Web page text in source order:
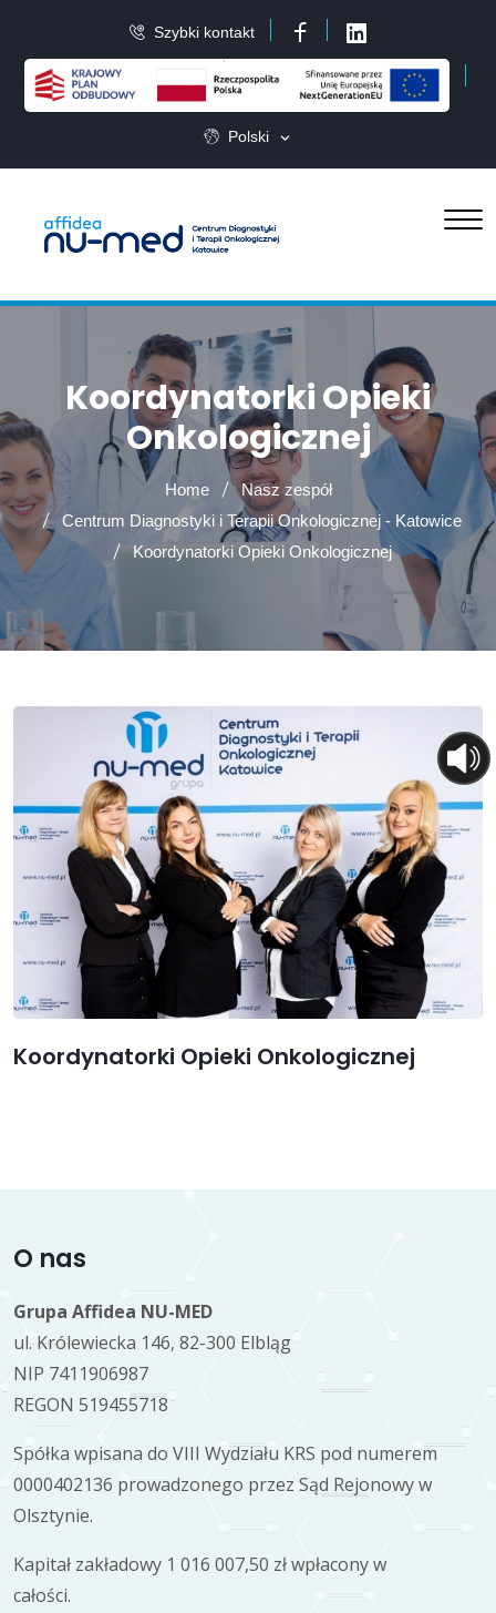
Szybki kontakt
Polski
Koordynatorki Opieki
Onkologicznej
Home
Nasz zespół
Centrum Diagnostyki i Terapii Onkologicznej - Katowice
Koordynatorki Opieki Onkologicznej
Koordynatorki Opieki Onkologicznej
O nas
Grupa Affidea NU-MED
ul. Królewiecka 146, 82-300 Elbląg
NIP 7411906987
REGON 519455718
Spółka wpisana do VIII Wydziału KRS pod numerem
0000402136 prowadzonego przez Sąd Rejonowy w
Olsztynie.
Kapitał zakładowy 1 016 007,50 zł wpłacony w
całości.